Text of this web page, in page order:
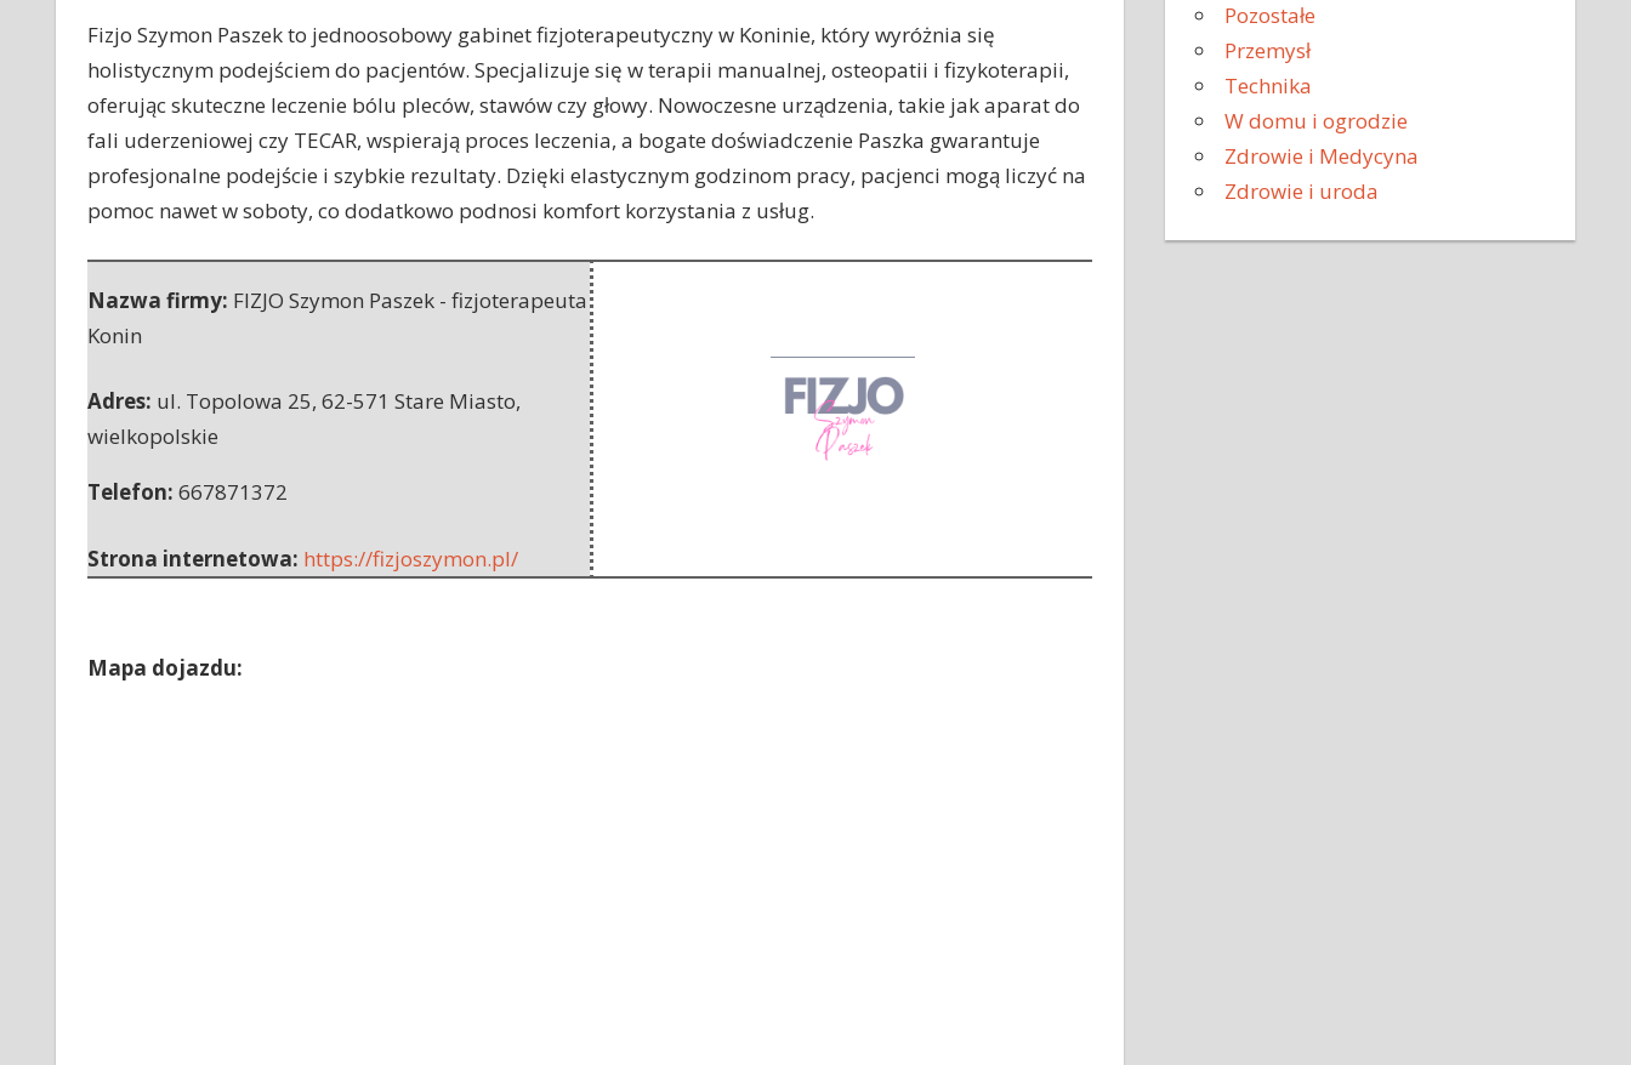
Fizjo Szymon Paszek to jednoosobowy gabinet fizjoterapeutyczny w Koninie, który wyróżnia się
holistycznym podejściem do pacjentów. Specjalizuje się w terapii manualnej, osteopatii i fizykoterapii,
oferując skuteczne leczenie bólu pleców, stawów czy głowy. Nowoczesne urządzenia, takie jak aparat do
fali uderzeniowej czy TECAR, wspierają proces leczenia, a bogate doświadczenie Paszka gwarantuje
profesjonalne podejście i szybkie rezultaty. Dzięki elastycznym godzinom pracy, pacjenci mogą liczyć na
pomoc nawet w soboty, co dodatkowo podnosi komfort korzystania z usług.
Nazwa firmy: FIZJO Szymon Paszek - fizjoterapeuta
Konin
Adres: ul. Topolowa 25, 62-571 Stare Miasto,
wielkopolskie
Telefon: 667871372
Strona internetowa: https://fizjoszymon.pl/
Mapa dojazdu:
Pozostałe
Przemysł
Technika
W domu i ogrodzie
Zdrowie i Medycyna
Zdrowie i uroda